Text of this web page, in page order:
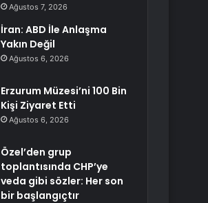
Ağustos 7, 2026
İran: ABD İle Anlaşma
Yakın Değil
Ağustos 6, 2026
Erzurum Müzesi’ni 100 Bin
Kişi Ziyaret Etti
Ağustos 6, 2026
Özel’den grup
toplantısında CHP’ye
veda gibi sözler: Her son
bir başlangıçtır